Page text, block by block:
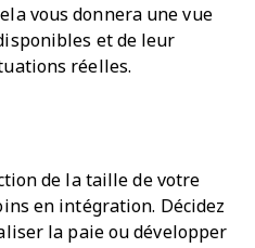
vous donnera une vue
et de leur
réelles.
de la taille de votre
en intégration. Décidez
la paie ou développer